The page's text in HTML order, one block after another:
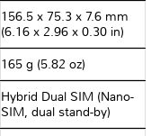
156.5 x 75.3 x 7.6 mm
(6.16 x 2.96 x 0.30 in)
165 g (5.82 oz)
Hybrid Dual SIM (Nano-
SIM, dual stand-by)